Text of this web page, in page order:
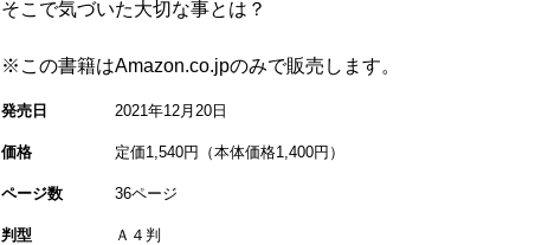
そこで気づいた大切な事とは？
※この書籍はAmazon.co.jpのみで販売します。
発売日 2021年12月20日
価格 定価1,540円（本体価格1,400円）
ページ数 36ページ
判型 Ａ４判